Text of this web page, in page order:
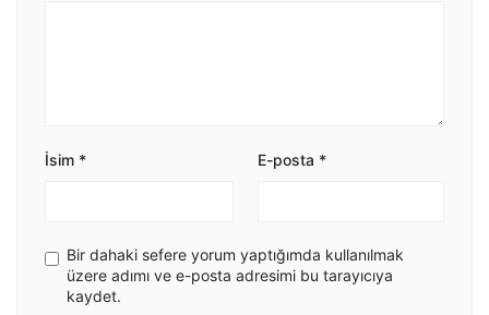
İsim * E-posta *
Bir dahaki sefere yorum yaptığımda kullanılmak
üzere adımı ve e-posta adresimi bu tarayıcıya
kaydet.